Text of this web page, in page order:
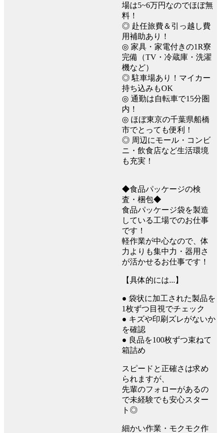
場は5~6万円なのでほぼ無
料！
◎ 赴任旅費＆引っ越し費
用補助あり！
◎ 家具・家電付きの1R寮
完備（TV・冷蔵庫・洗濯
機など）
◎ 駐車場あり！マイカー
持ち込みもOK
◎ 通勤は自転車で15分圏
内！
◎ ほぼ東京の千葉県船橋
市でとっても便利！
◎ 周辺にモール・コンビ
ニ・飲食店など生活環境
も充実！
◆食品パッケージの検
査・梱包◆
食品パッケージ袋を製造
している工場でのお仕事
です！
軽作業が中心なので、体
力よりも集中力・器用さ
が活かせるお仕事です！
【具体的には...】
● 袋状に加工された製品を
1枚ずつ目視でチェック
● キズや印刷ズレがないか
を確認
● 良品を100枚ずつ束ねて
箱詰め
スピードと正確さは求め
られますが、
先輩のフォローがあるの
で未経験でも安心スター
ト◎
細かい作業・モクモク作